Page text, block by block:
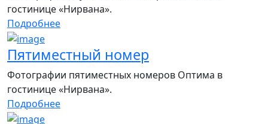
гостинице «Нирвана».
Подробнее
Пятиместный номер
Фотографии пятиместных номеров Оптима в
гостинице «Нирвана».
Подробнее